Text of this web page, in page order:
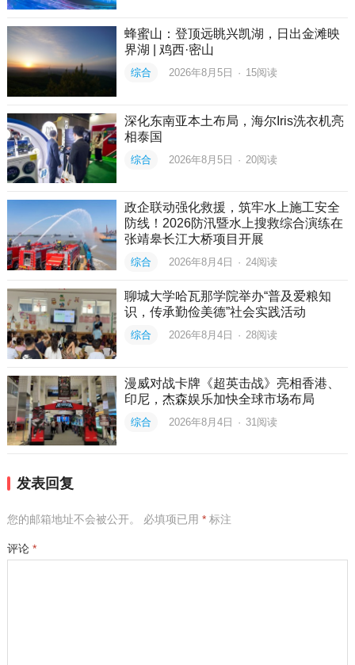
蜂蜜山：登顶远眺兴凯湖，日出金滩映
界湖 | 鸡西·密山
综合 2026年8月5日 · 15阅读
深化东南亚本土布局，海尔Iris洗衣机亮
相泰国
综合 2026年8月5日 · 20阅读
政企联动强化救援，筑牢水上施工安全
防线！2026防汛暨水上搜救综合演练在
张靖皋长江大桥项目开展
综合 2026年8月4日 · 24阅读
聊城大学哈瓦那学院举办“普及爱粮知
识，传承勤俭美德”社会实践活动
综合 2026年8月4日 · 28阅读
漫威对战卡牌《超英击战》亮相香港、
印尼，杰森娱乐加快全球市场布局
综合 2026年8月4日 · 31 阅读
发表回复
您的邮箱地址不会被公开。 必填项已用 *标注
评论 *